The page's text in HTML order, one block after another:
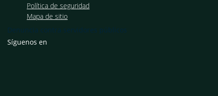
Política de seguridad
Mapa de sitio
Denuncia contra servidores públicos
Síguenos en